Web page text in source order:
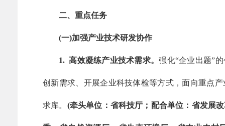
二、重点任务
(一)加强产业技术研发协作
1. 高效凝练产业技术需求。强化“企业出题”
创新需求、开展企业科技体检等方式，面向重点
求库。 (牵头单位：省科技厅；配合单位：省发展